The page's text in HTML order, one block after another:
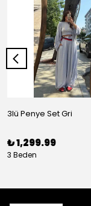
3lü Penye Set Gri
₺ 1,299.99
3 Beden